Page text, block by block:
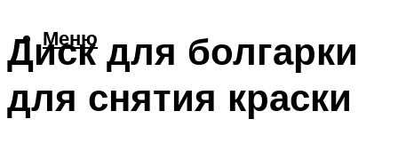
Меню
Диск для болгарки
для снятия краски